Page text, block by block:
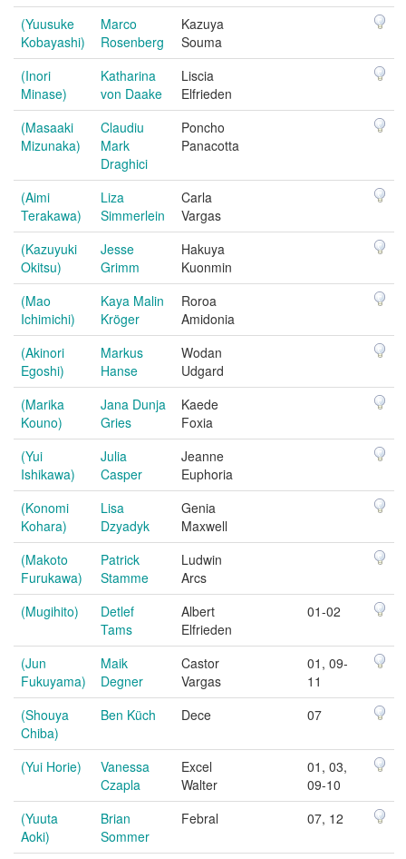
(Yuusuke
Kobayashi)
Marco
Rosenberg
Kazuya
Souma
(Inori
Minase)
Katharina
von Daake
Liscia
Elfrieden
(Masaaki
Mizunaka)
Claudiu
Mark
Draghici
Poncho
Panacotta
(Aimi
Terakawa)
Liza
Simmerlein
Carla
Vargas
(Kazuyuki
Okitsu)
Jesse
Grimm
Hakuya
Kuonmin
(Mao
Ichimichi)
Kaya Malin
Kröger
Roroa
Amidonia
(Akinori
Egoshi)
Markus
Hanse
Wodan
Udgard
(Marika
Kouno)
Jana Dunja
Gries
Kaede
Foxia
(Yui
Ishikawa)
Julia
Casper
Jeanne
Euphoria
(Konomi
Kohara)
Lisa
Dzyadyk
Genia
Maxwell
(Makoto
Furukawa)
Patrick
Stamme
Ludwin
Arcs
(Mugihito)
Detlef
Tams
Albert
Elfrieden
01-02
(Jun
Fukuyama)
Maik
Degner
Castor
Vargas
01, 09-
11
(Shouya
Chiba)
Ben Küch Dece 07
(Yui Horie)
Vanessa
Czapla
Excel
Walter
01, 03,
09-10
(Yuuta
Aoki)
Brian
Sommer
Febral 07, 12